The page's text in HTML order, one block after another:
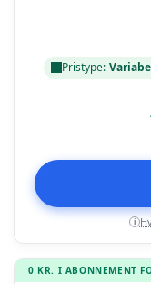
Pristype:
i
0 KR. I ABONNEMENT